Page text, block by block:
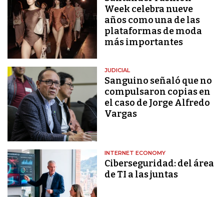
Week celebra nueve
años como una de las
plataformas de moda
más importantes
JUDICIAL
Sanguino señaló que no
compulsaron copias en
el caso de Jorge Alfredo
Vargas
INTERNET ECONOMY
Ciberseguridad: del área
de TI a las juntas